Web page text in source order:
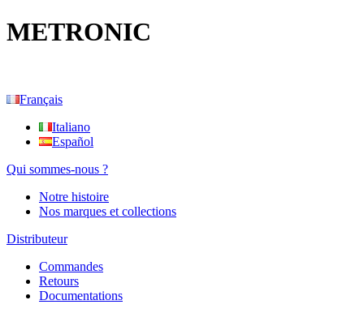
METRONIC
Français
Italiano
Español
Qui sommes-nous ?
Notre histoire
Nos marques et collections
Distributeur
Commandes
Retours
Documentations